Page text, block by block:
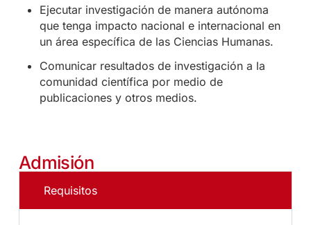
Ejecutar investigación de manera autónoma
que tenga impacto nacional e internacional en
un área específica de las Ciencias Humanas.
Comunicar resultados de investigación a la
comunidad científica por medio de
publicaciones y otros medios.
Admisión
Requisitos